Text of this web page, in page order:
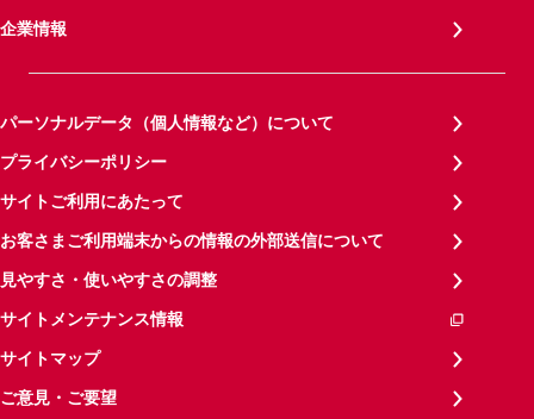
企業情報
パーソナルデータ（個人情報など）について
プライバシーポリシー
サイトご利用にあたって
お客さまご利用端末からの情報の外部送信について
見やすさ・使いやすさの調整
サイトメンテナンス情報
サイトマップ
ご意見・ご要望